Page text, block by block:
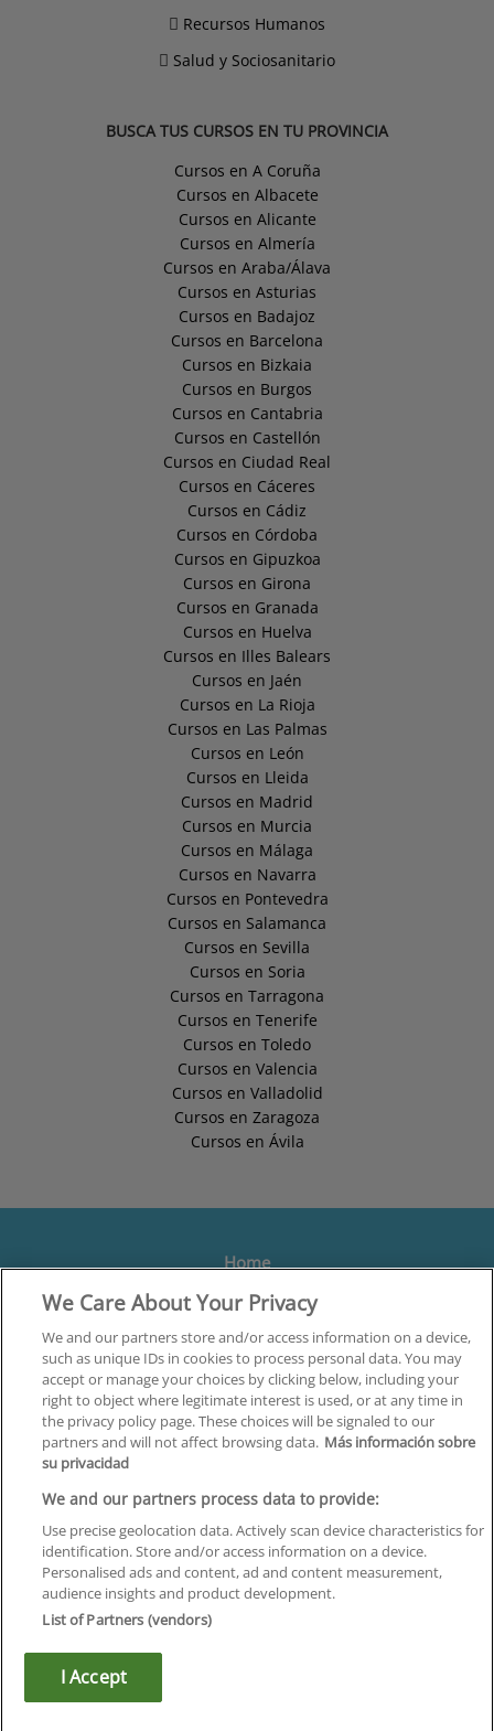
Recursos Humanos
Salud y Sociosanitario
BUSCA TUS CURSOS EN TU PROVINCIA
Cursos en A Coruña
Cursos en Albacete
Cursos en Alicante
Cursos en Almería
Cursos en Araba/Álava
Cursos en Asturias
Cursos en Badajoz
Cursos en Barcelona
Cursos en Bizkaia
Cursos en Burgos
Cursos en Cantabria
Cursos en Castellón
Cursos en Ciudad Real
Cursos en Cáceres
Cursos en Cádiz
Cursos en Córdoba
Cursos en Gipuzkoa
Cursos en Girona
Cursos en Granada
Cursos en Huelva
Cursos en Illes Balears
Cursos en Jaén
Cursos en La Rioja
Cursos en Las Palmas
Cursos en León
Cursos en Lleida
Cursos en Madrid
Cursos en Murcia
Cursos en Málaga
Cursos en Navarra
Cursos en Pontevedra
Cursos en Salamanca
Cursos en Sevilla
Cursos en Soria
Cursos en Tarragona
Cursos en Tenerife
Cursos en Toledo
Cursos en Valencia
Cursos en Valladolid
Cursos en Zaragoza
Cursos en Ávila
Home
Formación
Centros
Orientación
Quiénes somos
Contacta
Aviso Legal
Política de Privacidad
Política de Cookies
Canal Ético
We Care About Your Privacy
We and our partners store and/or access information on a device,
such as unique IDs in cookies to process personal data. You may
accept or manage your choices by clicking below, including your
right to object where legitimate interest is used, or at any time in
the privacy policy page. These choices will be signaled to our
partners and will not affect browsing data. Más información sobre
su privacidad
We and our partners process data to provide:
Use precise geolocation data. Actively scan device characteristics for
identification. Store and/or access information on a device.
Personalised ads and content, ad and content measurement,
audience insights and product development.
List of Partners (vendors)
I Accept